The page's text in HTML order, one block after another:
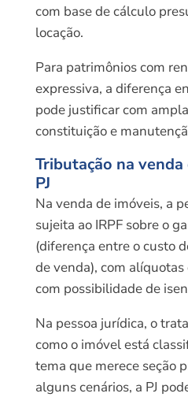
com base de cálculo
locação.
Para patrimônios com
expressiva, a diferença
pode justificar com
constituição e
Tributação na venda
PJ
Na venda de imóveis, a
sujeita ao IRPF sobre o
(diferença entre o custo
de venda), com
com possibilidade de
Na pessoa jurídica, o
como o imóvel está
tema que merece seção
alguns cenários, a PJ